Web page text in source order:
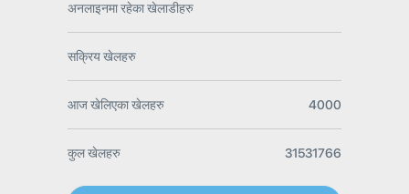
अनलाइनमा रहेका खेलाडीहरु
सक्रिय खेलहरु
आज खेलिएका खेलहरु 4000
कुल खेलहरु 31531766